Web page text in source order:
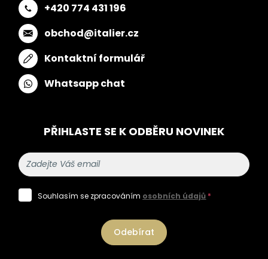
+420 774 431 196
obchod@italier.cz
Kontaktní formulář
Whatsapp chat
PŘIHLASTE SE K ODBĚRU NOVINEK
Souhlasím se zpracováním osobních údajů *
Odebírat